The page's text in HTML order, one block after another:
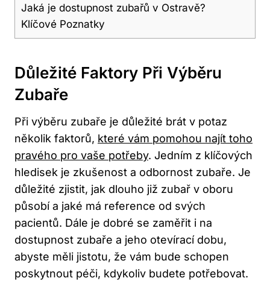
Jaká je dostupnost zubařů v Ostravě?
Klíčové Poznatky
Důležité Faktory Při Výběru
Zubaře
Při výběru zubaře je důležité brát v potaz
několik faktorů, které vám pomohou najít toho
pravého pro vaše potřeby. Jedním z klíčových
hledisek je zkušenost a odbornost zubaře. Je
důležité zjistit, jak dlouho již zubař v oboru
působí a jaké má reference od svých
pacientů. Dále je dobré se zaměřit i na
dostupnost zubaře a jeho otevírací dobu,
abyste měli jistotu, že vám bude schopen
poskytnout péči, kdykoliv budete potřebovat.